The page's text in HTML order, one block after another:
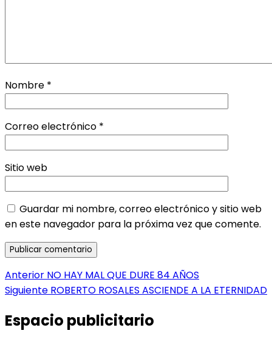
Nombre *
Correo electrónico *
Sitio web
Guardar mi nombre, correo electrónico y sitio web
en este navegador para la próxima vez que comente.
Navegación
de
entradas
Anterior Entrada
anterior:
NO HAY MAL QUE DURE 84 AÑOS
Siguiente Entrada
ROBERTO ROSALES ASCIENDE A LA ETERNIDAD
Espacio publicitario